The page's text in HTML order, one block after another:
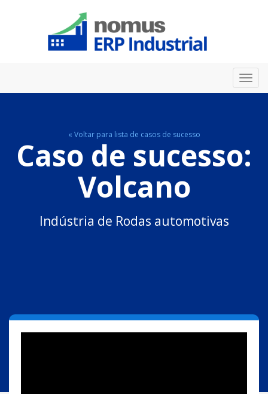
« Voltar para lista de casos de sucesso
Caso de sucesso:
Volcano
Indústria de Rodas automotivas